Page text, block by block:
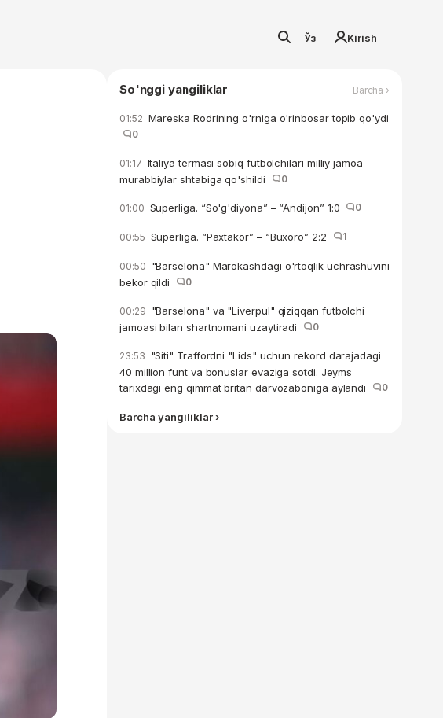
Ўз Kirish
So'nggi yangiliklar Barcha ›
01:52 Mareska Rodrining o'rniga o'rinbosar topib qo'ydi
0
01:17 Italiya termasi sobiq futbolchilari milliy jamoa
murabbiylar shtabiga qo'shildi
0
01:00 Superliga. “So'g'diyona” – “Andijon” 1:0 0
00:55 Superliga. “Paxtakor” – “Buxoro” 2:2 1
00:50 "Barselona" Marokashdagi o'rtoqlik uchrashuvini
bekor qildi
0
00:29 "Barselona" va "Liverpul" qiziqqan futbolchi
jamoasi bilan shartnomani uzaytiradi
0
23:53 "Siti" Traffordni "Lids" uchun rekord darajadagi
40 million funt va bonuslar evaziga sotdi. Jeyms
tarixdagi eng qimmat britan darvozaboniga aylandi
0
Barcha yangiliklar ›